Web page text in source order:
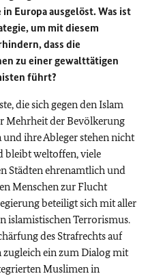
Europa ausgelöst. Was ist
um mit diesem
dass die
zu einer gewalttätigen
führt?
die sich gegen den Islam
Mehrheit der Bevölkerung
und ihre Ableger stehen nicht
bleibt weltoffen, viele
Städten ehrenamtlich und
Menschen zur Flucht
beteiligt sich mit aller
islamistischen Terrorismus.
des Strafrechts auf
zugleich ein zum Dialog mit
Muslimen in